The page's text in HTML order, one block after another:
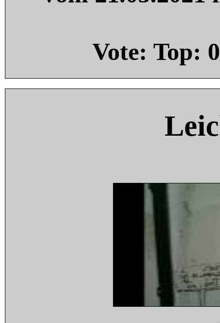
Vote: Top: 0